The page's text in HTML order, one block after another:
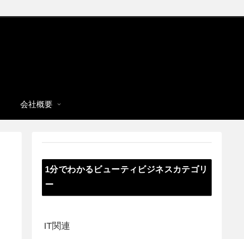
会社概要
1分でわかるビューティビジネスカテゴリ
ー
IT関連